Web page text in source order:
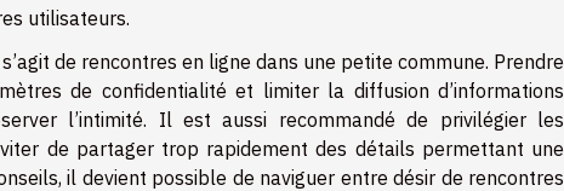
utilisateurs.
de rencontres en ligne dans une petite commune. Prendre
de confidentialité et limiter la diffusion d’informations
l’intimité. Il est aussi recommandé de privilégier les
de partager trop rapidement des détails permettant une
il devient possible de naviguer entre désir de rencontres